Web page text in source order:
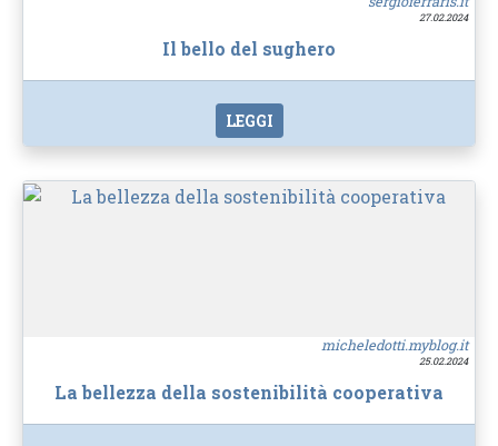
27.02.2024
Il bello del sughero
LEGGI
micheledotti.myblog.it
25.02.2024
La bellezza della sostenibilità cooperativa